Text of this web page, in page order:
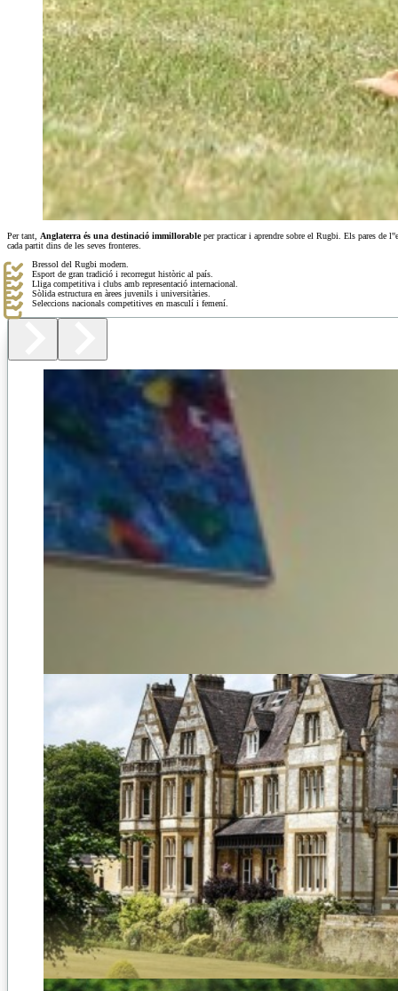
Per tant, Anglaterra és una destinació immillorableper practicar i aprendre sobre el Rugbi. Els pares de
cada partit dins de les seves fronteres.
Bressol del Rugbi modern.
Esport de gran tradició i recorregut històric al país.
Lliga competitiva i clubs amb representació internacional.
Sòlida estructura en àrees juvenils i universitàries.
Seleccions nacionals competitives en masculí i femení.